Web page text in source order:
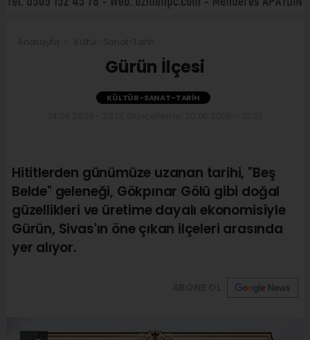
Gürün İlçesi
KÜLTÜR-SANAT-TARIH
Hititlerden günümüze uzanan tarihi, "Beş
Belde" geleneği, Gökpınar Gölü gibi doğal
güzellikleri ve üretime dayalı ekonomisiyle
Gürün, Sivas'ın öne çıkan ilçeleri arasında
yer alıyor.